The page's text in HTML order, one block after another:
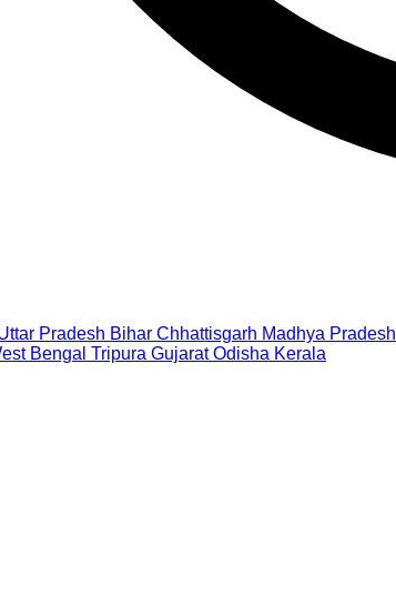
Pradesh Bihar Chhattisgarh Madhya Pradesh
Bengal Tripura Gujarat Odisha Kerala